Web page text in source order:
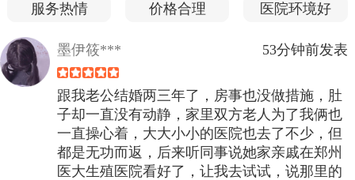
服务热情 价格合理 医院环境好
墨伊筱*** 53分钟前发表
跟我老公结婚两三年了，房事也没做措施，肚
子却一直没有动静，家里双方老人为了我俩也
一直操心着，大大小小的医院也去了不少，但
都是无功而返，后来听同事说她家亲戚在郑州
医大生殖医院看好了，让我去试试，说那里的